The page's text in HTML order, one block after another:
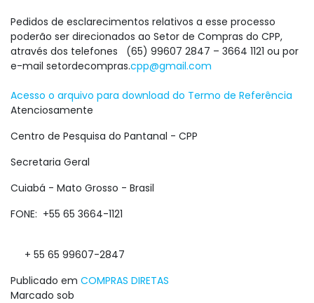
Pedidos de esclarecimentos relativos a esse processo
poderão ser direcionados ao Setor de Compras do CPP,
através dos telefones (65) 99607 2847 – 3664 1121 ou por
e-mail setordecompras.cpp@gmail.com
Acesso o arquivo para download do Termo de Referência
Atenciosamente
Centro de Pesquisa do Pantanal - CPP
Secretaria Geral
Cuiabá - Mato Grosso - Brasil
FONE: +55 65 3664-1121
+ 55 65 99607-2847
Publicado em COMPRAS DIRETAS
Marcado sob